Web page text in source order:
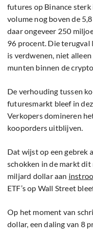
futures op Binance
volume nog boven de
daar ongeveer 250
96 procent. Die
is verdwenen, niet
munten binnen de
De verhouding tussen
futuresmarkt bleef in
Verkopers domineren
kooporders uitblijven.
Dat wijst op een gebrek
schokken in de markt dit
miljard dollar aan
ETF’s op Wall Street
Op het moment van
dollar, een daling van 8